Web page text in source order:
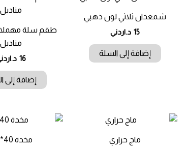
شمعدان ثلاثي لون ذهبي
15 د.اردني
إضافة إلى السلة
طقم سلة
مناديل
16
إضافة إلى
ماج حراري مخدة 40* 40